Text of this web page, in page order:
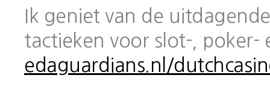
Ik geniet van de
tactieken voor slot-,
edaguardians.nl/